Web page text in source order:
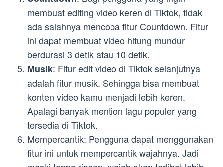
membuat editing video keren di Tiktok, tidak
ada salahnya mencoba fitur Countdown. Fitur
ini dapat membuat video hitung mundur
berdurasi 3 detik atau 10 detik.
Musik: Fitur edit video di Tiktok selanjutnya
adalah fitur musik. Sehingga bisa membuat
konten video kamu menjadi lebih keren.
Apalagi banyak mention lagu populer yang
tersedia di Tiktok.
Mempercantik: Pengguna dapat menggunakan
fitur ini untuk mempercantik wajahnya. Jadi